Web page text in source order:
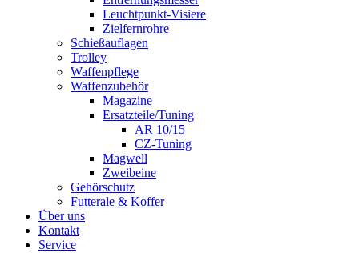
Leuchtpunkt-Visiere
Zielfernrohre
Schießauflagen
Trolley
Waffenpflege
Waffenzubehör
Magazine
Ersatzteile/Tuning
AR 10/15
CZ-Tuning
Magwell
Zweibeine
Gehörschutz
Futterale & Koffer
Über uns
Kontakt
Service